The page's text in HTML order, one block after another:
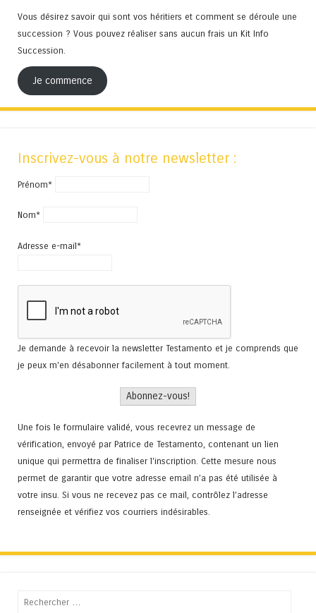
Vous désirez savoir qui sont vos héritiers et comment se déroule une
succession ? Vous pouvez réaliser sans aucun frais un Kit Info
Succession.
Je commence
Inscrivez-vous à notre newsletter :
Prénom*
Nom*
Adresse e-mail*
Je demande à recevoir la newsletter Testamento et je comprends que
je peux m'en désabonner facilement à tout moment.
Une fois le formulaire validé, vous recevrez un message de
vérification, envoyé par Patrice de Testamento, contenant un lien
unique qui permettra de finaliser l'inscription. Cette mesure nous
permet de garantir que votre adresse email n’a pas été utilisée à
votre insu. Si vous ne recevez pas ce mail, contrôlez l’adresse
renseignée et vérifiez vos courriers indésirables.
Recherche